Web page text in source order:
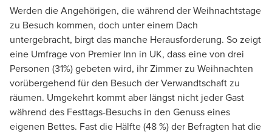
Werden die Angehörigen, die während der Weihnachtstage
zu Besuch kommen, doch unter einem Dach
untergebracht, birgt das manche Herausforderung. So zeigt
eine Umfrage von Premier Inn in UK, dass eine von drei
Personen (31%) gebeten wird, ihr Zimmer zu Weihnachten
vorübergehend für den Besuch der Verwandtschaft zu
räumen. Umgekehrt kommt aber längst nicht jeder Gast
während des Festtags-Besuchs in den Genuss eines
eigenen Bettes. Fast die Hälfte (48 %) der Befragten hat die